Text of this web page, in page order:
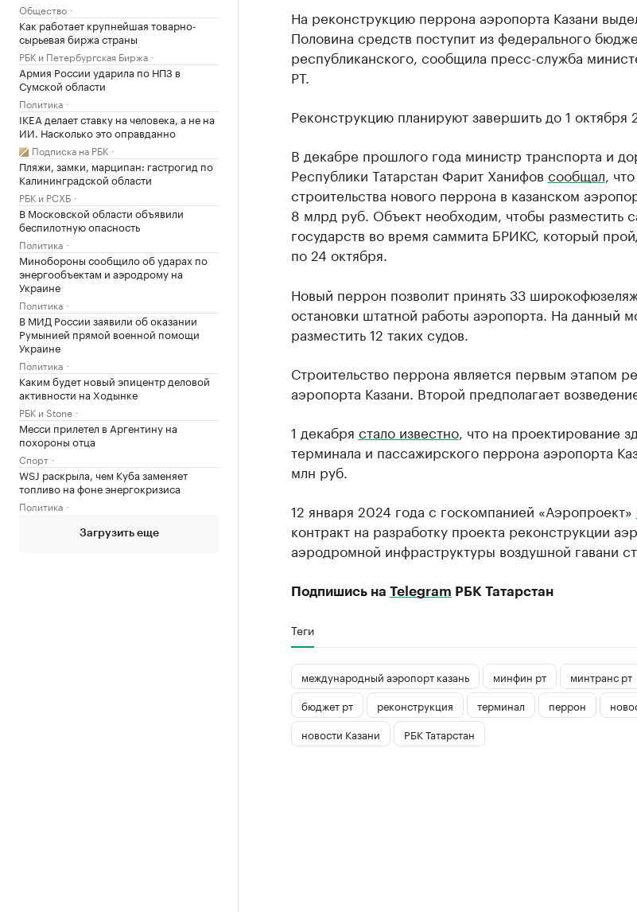
Общество
Как работает крупнейшая товарно-
сырьевая биржа страны
РБК и Петербургская Биржа
Армия России ударила по НПЗ в
Сумской области
Политика
IKEA делает ставку на человека, а не на
ИИ. Насколько это оправданно
Подписка на РБК
Пляжи, замки, марципан: гастрогид по
Калининградской области
РБК и РСХБ
В Московской области объявили
беспилотную опасность
Политика
Минобороны сообщило об ударах по
энергообъектам и аэродрому на
Украине
Политика
В МИД России заявили об оказании
Румынией прямой военной помощи
Украине
Политика
Каким будет новый эпицентр деловой
активности на Ходынке
РБК и Stone
Месси прилетел в Аргентину на
похороны отца
Спорт
WSJ раскрыла, чем Куба заменяет
топливо на фоне энергокризиса
Политика
Загрузить еще
На реконструкцию перрона аэропорта Казани
Половина средств поступит из федерального
республиканского, сообщила пресс-служба
РТ.
Реконструкцию планируют завершить до 1 октября
В декабре прошлого года министр транспорта и
Республики Татарстан Фарит Ханифов сообщал ,
строительства нового перрона в казанском
8 млрд руб. Объект необходим, чтобы разместить
государств во время саммита БРИКС, который
по 24 октября.
Новый перрон позволит принять 33
остановки штатной работы аэропорта. На данный
разместить 12 таких судов.
Строительство перрона является первым этапом
аэропорта Казани. Второй предполагает
1 декабря стало известно, что на проектирование
терминала и пассажирского перрона аэропорта
млн руб.
12 января 2024 года с госкомпанией «Аэропроект»
контракт на разработку проекта реконструкции
аэродромной инфраструктуры воздушной гавани
Подпишись на Telegram РБК Татарстан
Теги
международный аэропорт казань минфин рт минтранс рт
бюджет рт
реконструкция терминал перрон
новости Казани
РБК Татарстан